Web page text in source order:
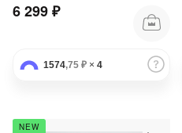
6 299 ₽
1574,75 ₽ × 4
NEW